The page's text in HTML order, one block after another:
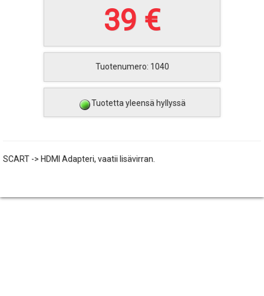
39 €
Tuotenumero: 1040
Tuotetta yleensä hyllyssä
SCART -> HDMI Adapteri, vaatii lisävirran.